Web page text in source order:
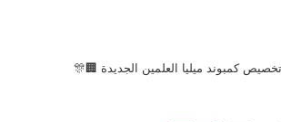
كمبوند ميليا العلمين الجديدة 🏢🎊